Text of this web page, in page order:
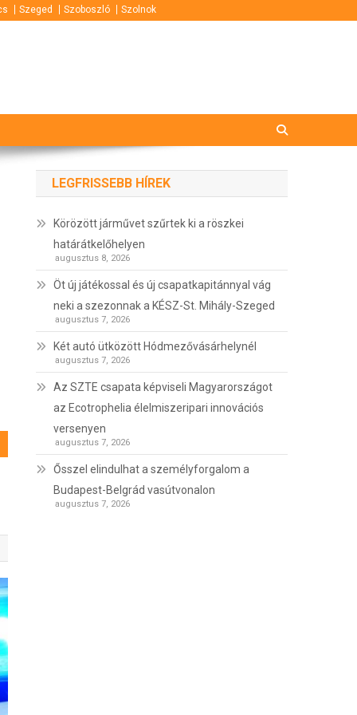
Szeged Szoboszló Szolnok
LEGFRISSEBB HÍREK
Körözött járművet szűrtek ki a röszkei
határátkelőhelyen
augusztus 8, 2026
Öt új játékossal és új csapatkapitánnyal vág
neki a szezonnak a KÉSZ-St. Mihály-Szeged
augusztus 7, 2026
Két autó ütközött Hódmezővásárhelynél
augusztus 7, 2026
Az SZTE csapata képviseli Magyarországot
az Ecotrophelia élelmiszeripari innovációs
versenyen
augusztus 7, 2026
Ősszel elindulhat a személyforgalom a
Budapest-Belgrád vasútvonalon
augusztus 7, 2026